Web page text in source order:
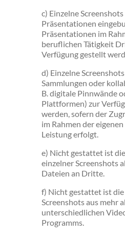
c) Einzelne
Präsentationen
Präsentationen im
beruflichen Tätigkeit
Verfügung gestellt
d) Einzelne
Sammlungen oder
B. digitale Pinnwände
Plattformen) zur
werden, sofern der
im Rahmen der
Leistung erfolgt.
e) Nicht gestattet ist
einzelner Screenshots
Dateien an Dritte.
f) Nicht gestattet ist
Screenshots aus mehr
unterschiedlichen
Programms.